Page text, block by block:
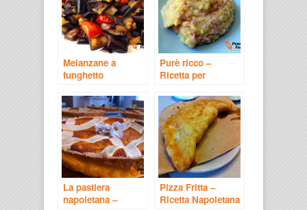
Melanzane a
funghetto
Fungetiello) –
Ricetta Napoletana
Purè ricco –
Ricetta per
La pastiera
napoletana –
Pizza Fritta –
Ricetta Napoletana